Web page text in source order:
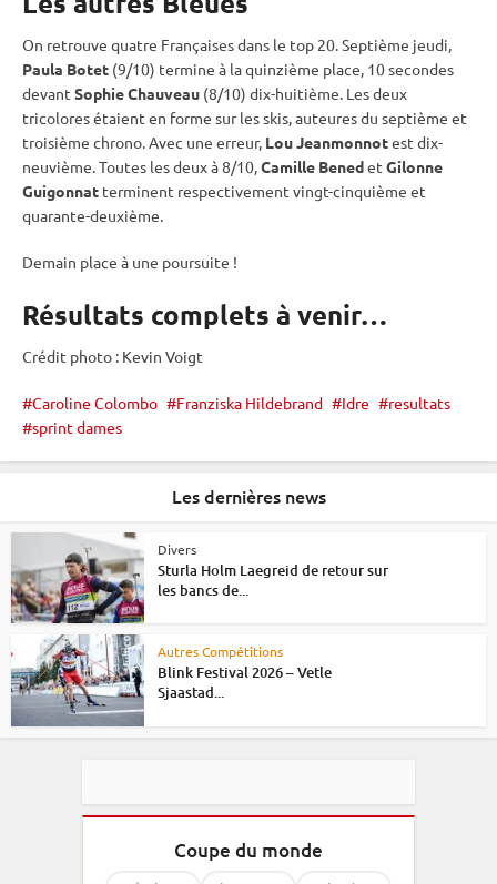
On retrouve quatre Françaises dans le top 20. Septième jeudi,
Paula Botet (9/10) termine à la quinzième place, 10 secondes
devant Sophie Chauveau (8/10) dix-huitième. Les deux
tricolores étaient en forme sur les skis, auteures du septième et
troisième chrono. Avec une erreur, Lou Jeanmonnotest dix-
neuvième. Toutes les deux à 8/10,Camille Benedet Gilonne
Guigonnat terminent respectivement vingt-cinquième et
quarante-deuxième.
Demain place à une poursuite !
Résultats complets à venir…
Crédit photo : Kevin Voigt
Caroline Colombo Franziska Hildebrand Idre
resultats
sprint dames
Les dernières news
Divers
Sturla Holm Laegreid de retour sur
les bancs de...
Autres Compétitions
Blink Festival 2026 – Vetle
Sjaastad...
Coupe du monde